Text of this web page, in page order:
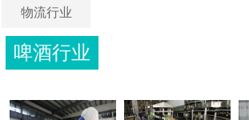
物流行业
啤酒行业